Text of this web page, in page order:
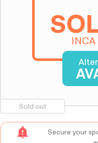
Sold out
Secure your